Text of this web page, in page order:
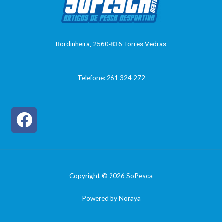
Bordinheira, 2560-836 Torres Vedras
Telefone: 261 324 272
Copyright © 2026 SoPesca
Powered by Noraya